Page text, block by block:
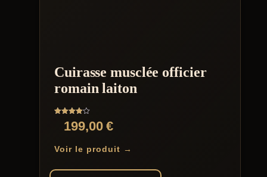
Cuirasse musclée officier
romain laiton
Note199,00€
Voir le produit →